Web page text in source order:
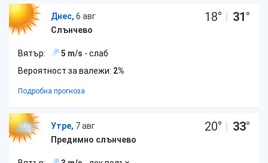
Днес, 6 авг
Слънчево
18° | 31°
Вятър: 5 m/s - слаб
Вероятност за валежи: 2%
Подробна прогноза
Утре, 7 авг
Предимно слънчево
20° | 33°